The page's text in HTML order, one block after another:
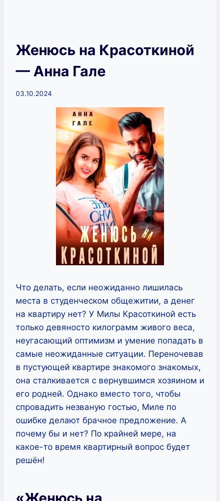
Женюсь на Красоткиной
— Анна Гале
03.10.2024
Что делать, если неожиданно лишилась
места в студенческом общежитии, а денег
на квартиру нет? У Милы Красоткиной есть
только девяносто килограмм живого веса,
неугасающий оптимизм и умение попадать в
самые неожиданные ситуации. Переночевав
в пустующей квартире знакомого знакомых,
она сталкивается с вернувшимся хозяином и
его родней. Однако вместо того, чтобы
спровадить незваную гостью, Миле по
ошибке делают брачное предложение. А
почему бы и нет? По крайней мере, на
какое-то время квартирный вопрос будет
решён!